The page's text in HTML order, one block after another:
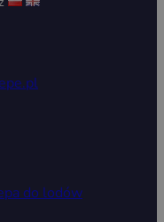
do lodów